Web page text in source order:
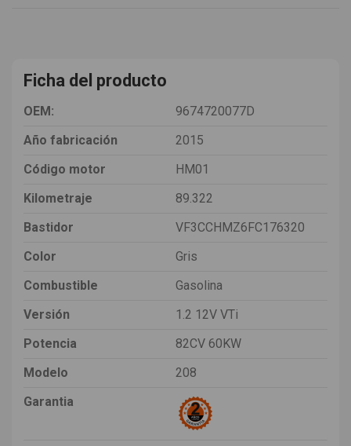
Ficha del producto
OEM:
9674720077D
Año fabricación
2015
Código motor
HM01
Kilometraje
89.322
Bastidor
VF3CCHMZ6FC176320
Color
Gris
Combustible
Gasolina
Versión
1.2 12V VTi
Potencia
82CV 60KW
Modelo
208
Garantia